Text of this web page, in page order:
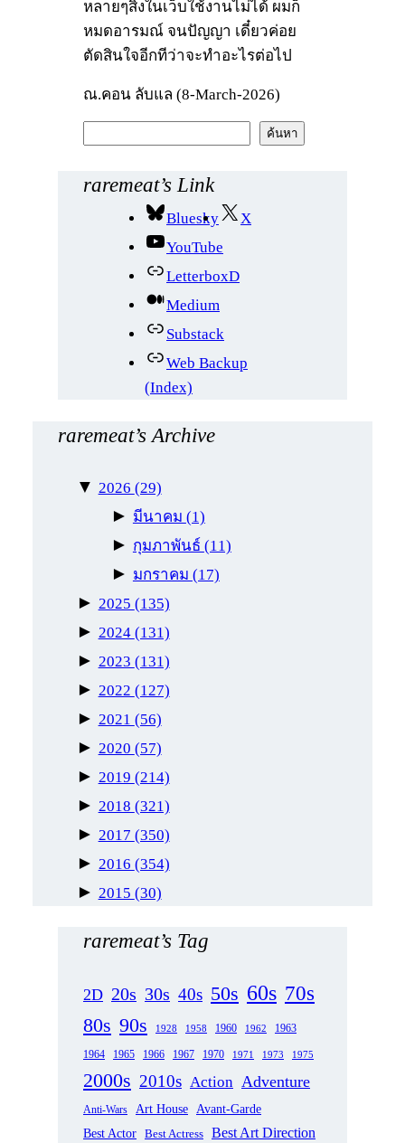
หลายๆสิ่งในเว็บใช้งานไม่ได้ ผมก็
หมดอารมณ์ จนปัญญา เดี๋ยวค่อย
ตัดสินใจอีกทีว่าจะทำอะไรต่อไป
ณ.คอน ลับแล (8-March-2026)
ห
ค้นหา
raremeat’s Link
Bluesky
X
YouTube
LetterboxD
Medium
Substack
Web Backup
(Index)
raremeat’s Archive
▼ 2026 (29)
► มีนาคม (1)
► กุมภาพันธ์ (11)
► มกราคม (17)
► 2025 (135)
► 2024 (131)
► 2023 (131)
► 2022 (127)
► 2021 (56)
► 2020 (57)
► 2019 (214)
► 2018 (321)
► 2017 (350)
► 2016 (354)
► 2015 (30)
raremeat’s Tag
2D 20s 30s 40s 50s 60s 70s
80s 90s 1928 1958 1960 1962 1963
1964 1965 1966 1967 1970 1971 1973 1975
2000s 2010s Action Adventure
Anti-Wars Art House
Avant-Garde
Best Actor Best Actress Best Art Direction